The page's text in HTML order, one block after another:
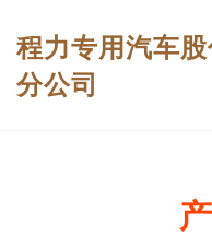
程力专用汽车
分公司